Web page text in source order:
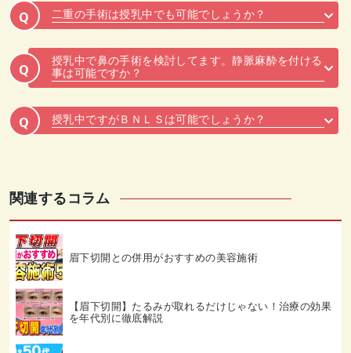
Q 二重の手術は授乳中でも可能でしょうか？
Q
授乳中で鼻の手術を検討してます。静脈麻酔を付ける
事は可能ですか？
Q 授乳中ですがＢＮＬＳは可能でしょうか？
関連するコラム
眉下切開との併用がおすすめの美容施術
【眉下切開】たるみが取れるだけじゃない！治療の効果
を年代別に徹底解説